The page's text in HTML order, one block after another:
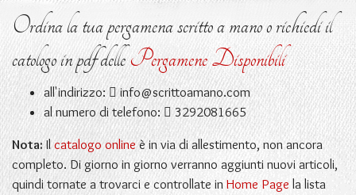
Ordina la tua pergamena scritto a mano o richiedi il
catologo in pdf dellePergamene Disponibili
all'indirizzo: info@scrittoamano.com
al numero di telefono:
3292081665
Nota:Il catalogo onlineè in via di allestimento, non ancora
completo. Di giorno in giorno verranno aggiunti nuovi articoli,
quindi tornate a trovarci e controllate in Home Page la lista